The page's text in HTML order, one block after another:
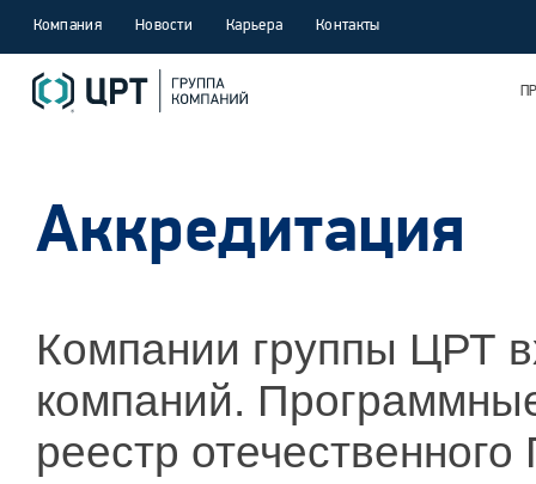
Компания Новости Карьера Контакты
Аккредитация
Компании группы ЦРТ
компаний.
реестр